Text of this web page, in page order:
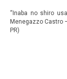
“Inaba no shiro
Menegazzo Castro
PR)